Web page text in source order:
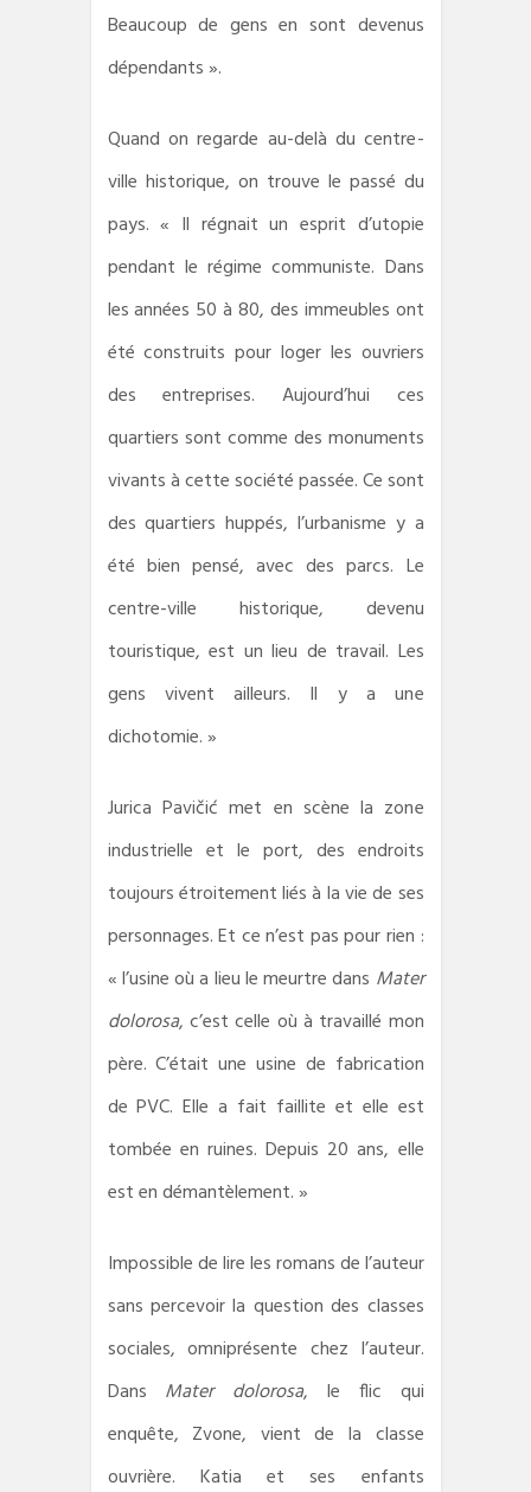
Beaucoup de gens en sont devenus
dépendants ».
Quand on regarde au-delà du centre-
ville historique, on trouve le passé du
pays. « Il régnait un esprit d’utopie
pendant le régime communiste. Dans
les années 50 à 80, des immeubles ont
été construits pour loger les ouvriers
des entreprises. Aujourd’hui ces
quartiers sont comme des monuments
vivants à cette société passée. Ce sont
des quartiers huppés, l’urbanisme y a
été bien pensé, avec des parcs. Le
centre-ville historique, devenu
touristique, est un lieu de travail. Les
gens vivent ailleurs. Il y a une
dichotomie. »
Jurica Pavičić met en scène la zone
industrielle et le port, des endroits
toujours étroitement liés à la vie de ses
personnages. Et ce n’est pas pour rien :
« l’usine où a lieu le meurtre dans Mater
dolorosa, c’est celle où à travaillé mon
père. C’était une usine de fabrication
de PVC. Elle a fait faillite et elle est
tombée en ruines. Depuis 20 ans, elle
est en démantèlement. »
Impossible de lire les romans de l’auteur
sans percevoir la question des classes
sociales, omniprésente chez l’auteur.
Dans Mater dolorosa, le flic qui
enquête, Zvone, vient de la classe
ouvrière. Katia et ses enfants